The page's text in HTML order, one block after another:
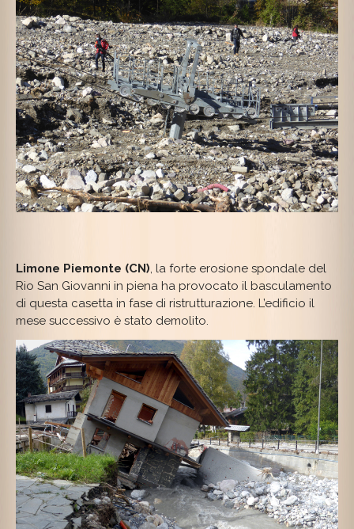
Limone Piemonte (CN), la forte erosione spondale del
Rio San Giovanni in piena ha provocato il basculamento
di questa casetta in fase di ristrutturazione. L’edificio il
mese successivo è stato demolito.